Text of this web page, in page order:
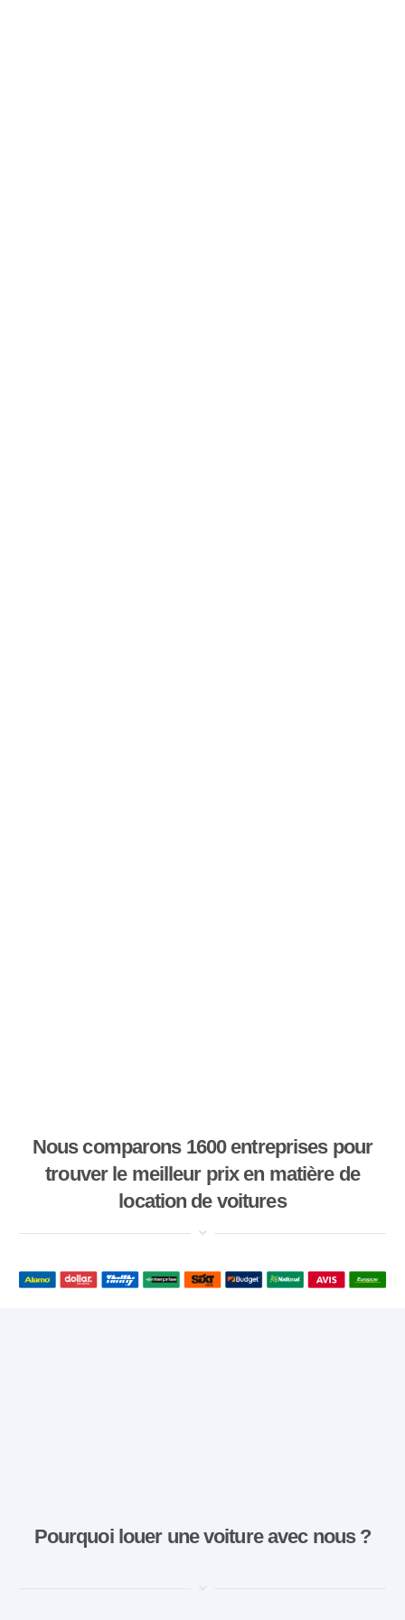
Nous comparons 1600 entreprises pour
trouver le meilleur prix en matière de
location de voitures
Pourquoi louer une voiture avec nous ?